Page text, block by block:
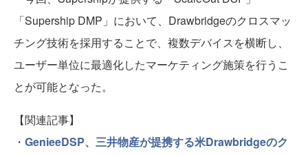
「Supership DMP」において、Drawbridgeのクロスマッ
チング技術を採用することで、複数デバイスを横断し、
ユーザー単位に最適化したマーケティング施策を行うこ
とが可能となった。
【関連記事】
・ GenieeDSP、三井物産が提携する米Drawbridgeのク